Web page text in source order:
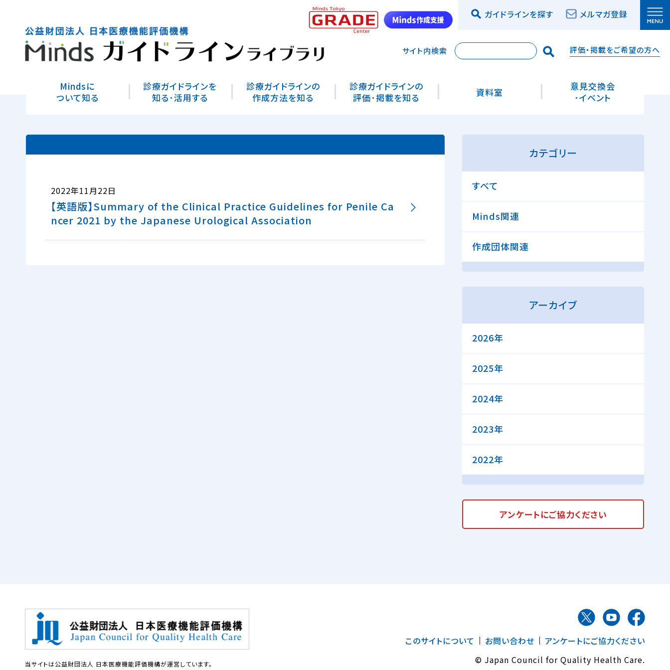
2022年11月22日
【英語版】Summary of the Clinical Practice Guidelines for Penile Ca
ncer 2021 by the Japanese Urological Association
カテゴリー
すべて
Minds関連
作成団体関連
アーカイブ
2026年
2025年
2024年
2023年
2022年
アンケートにご協力ください
Mindsに
ついて知る
診療ガイドラインを
知る･活用する
診療ガイドラインの
作成方法を知る
診療ガイドラインの
評価･掲載を知る
資料室
意見交換会
･イベント
ガイドラインを探す メルマガ登録
評価・掲載をご希望の方へ
サイト内検索
当サイトは公益財団法人 日本医療機能評価機構が運営しています。
このサイトについて お問い合わせ
アンケートにご協力ください
© Japan Council for Quality Health Care.